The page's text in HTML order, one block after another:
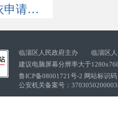
请公开
临淄区人民政府主办 临淄区人
建议电脑屏幕分辨率大于
鲁ICP备08001721号-2 网站标识
公安机关备案号：